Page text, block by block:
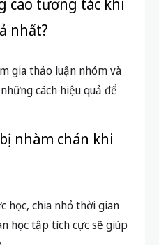
cao tương tác khi
nhất?
gia thảo luận nhóm và
cách hiệu quả để
nhàm chán khi
học, chia nhỏ thời gian
học tập tích cực sẽ giúp